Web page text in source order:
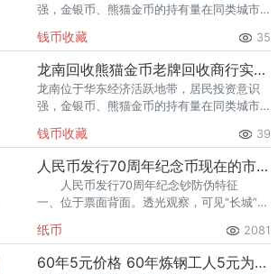
强，金银币、熊猫金币的持有量在同类城市
熊猫金币的需求就明显升温，但鱼龙混杂的
回收渠道里，能精准识别版别溢
钱币收藏 35
龙南回收熊猫金币老牌回收商行实力盘点
龙南位于华东经济活跃地带，居民投资意识
强，金银币、熊猫金币的持有量在同类城市
熊猫金币的需求就明显升温，但鱼龙混杂的
回收渠道里，能精准识别版别溢
钱币收藏 39
人民币发行70周年纪念币现在的市场价
人民币发行70周年纪念钞防伪特征
一、位于票面背面。透光观察，可见“长城”图
见面额数字“50”。
纸币 2081
60年5元价格 60年炼钢工人5元为收藏中的精品